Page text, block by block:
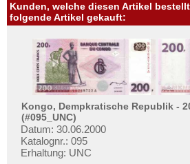
Grenada
Guatemala
Guyana
Haiti
Honduras
Jamaica
Jason Islands
Kanada
Informationen
Preislisten
Ankauf
Erhaltungsgrade
Gratisbanknoten
FAQ
Mehr über...
Kunden, welche diesen Artikel
folgende Artikel gekauft:
Kongo, Dempkratische Republik -
(#095_UNC)
Datum: 30.06.2000
Katalognr.: 095
Erhaltung: UNC